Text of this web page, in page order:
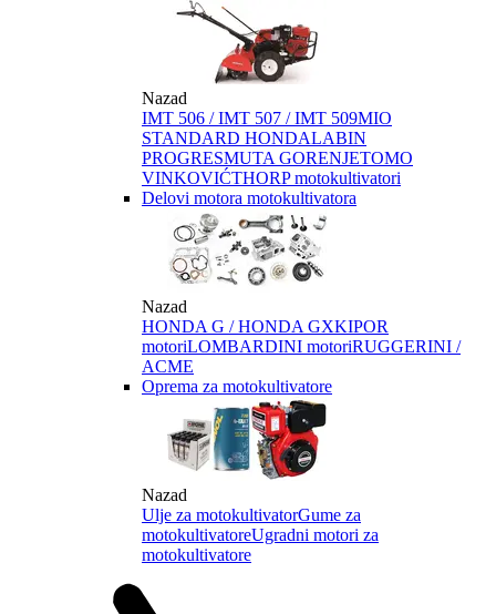
Nazad
IMT 506 / IMT 507 / IMT 509MIO
STANDARD HONDALABIN
PROGRESMUTA GORENJETOMO
VINKOVIĆTHORP motokultivatori
Delovi motora motokultivatora
Nazad
HONDA G / HONDA GXKIPOR
motoriLOMBARDINI motoriRUGGERINI /
ACME
Oprema za motokultivatore
Nazad
Ulje za motokultivatorGume za
motokultivatoreUgradni motori za
motokultivatore